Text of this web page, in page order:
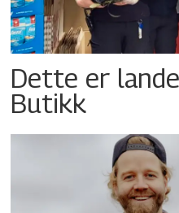
Dette er
Butikk